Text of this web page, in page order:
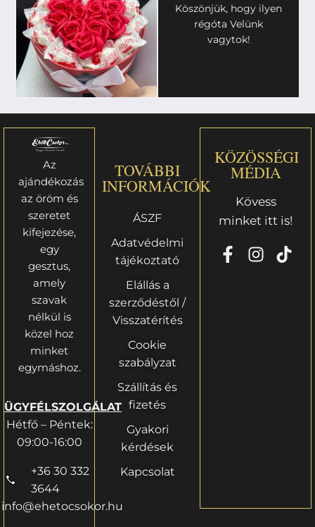
Köszönjük, hogy ilyen
régóta Velünk
vagytok!
Az
ajándékozás
az öröm és
szeretet
kifejezése,
egy
gesztus,
amely
szavak
nélkül is
közel hoz
minket
egymáshoz.
ÜGYFÉLSZOLGÁLAT
Hétfő – Péntek:
09:00-16:00
+36 30 332
3644
info@ehetocsokor.hu
TOVÁBBI
INFORMÁCIÓK
ÁSZF
Adatvédelmi
tájékoztató
Elállás a
szerződéstől /
Visszatérítés
Cookie
szabályzat
Szállítás és
fizetés
Gyakori
kérdések
Kapcsolat
KÖZÖSSÉGI
MÉDIA
Kövess
minket itt is!